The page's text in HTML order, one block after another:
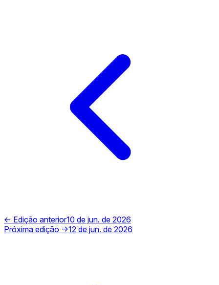
← Edição anterior10 de jun. de 2026
Próxima edição →12 de jun. de 2026